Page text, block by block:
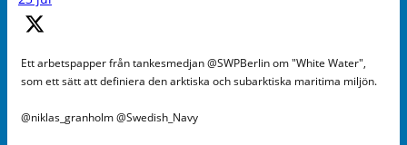
Ett arbetspapper från tankesmedjan @SWPBerlin om "White Water",
som ett sätt att definiera den arktiska och subarktiska maritima miljön.
@niklas_granholm @Swedish_Navy